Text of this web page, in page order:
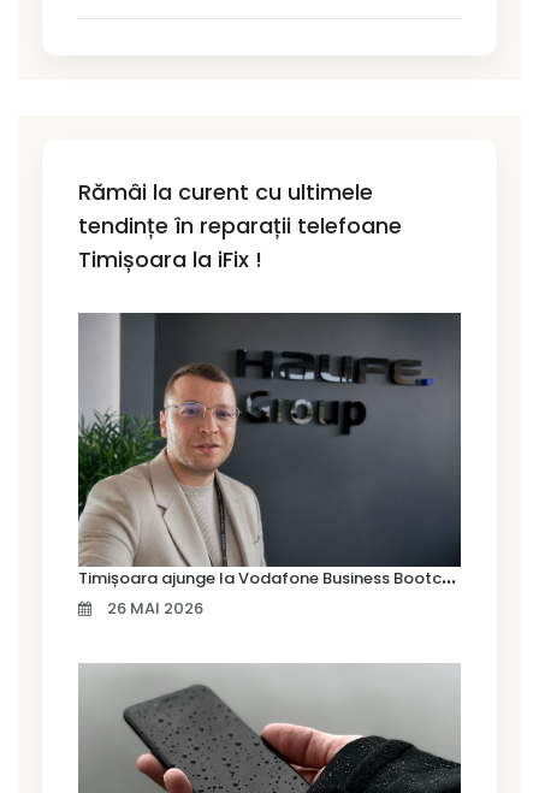
Rămâi la curent cu ultimele
tendințe în reparații telefoane
Timișoara la iFix !
T
imișoara ajunge la Vodafone Business Bootcamp prin Marius Cermian de la Armour România
26 MAI 2026